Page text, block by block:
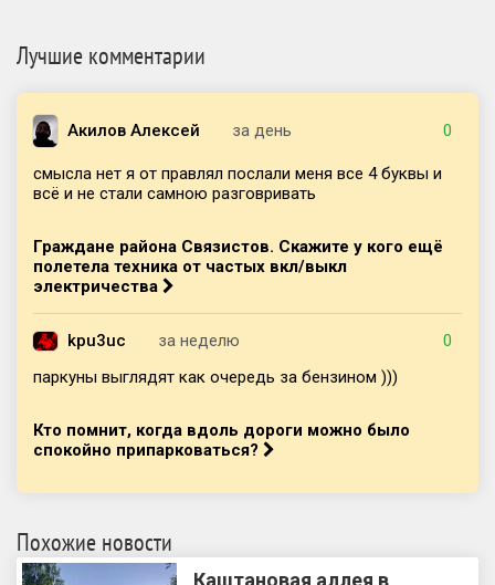
Лучшие комментарии
Акилов Алексей за день 0
смысла нет я от правлял послали меня все 4 буквы и
всё и не стали самною разговривать
Граждане района Связистов. Скажите у кого ещё
полетела техника от частых вкл/выкл
электричества
kpu3uc за неделю
0
паркуны выглядят как очередь за бензином )))
Кто помнит, когда вдоль дороги можно было
спокойно припарковаться?
Похожие новости